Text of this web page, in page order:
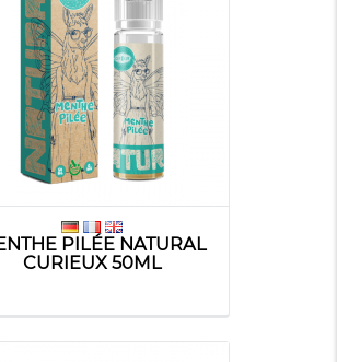
PILÉE NATURAL
CURIEUX 50ML